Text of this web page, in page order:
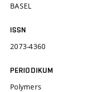
BASEL
ISSN
2073-4360
PERIODIKUM
Polymers